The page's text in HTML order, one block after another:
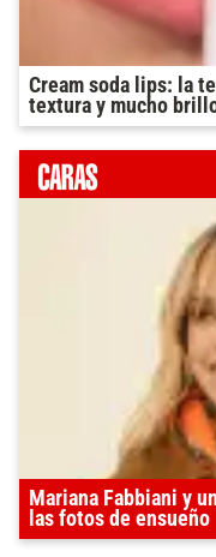
Cream soda lips: la
textura y mucho
Mariana Fabbiani y
las fotos de ensueño